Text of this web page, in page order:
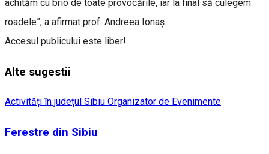
achităm cu brio de toate provocările, iar la final să culegem
roadele”, a afirmat prof. Andreea Ionaș.
Accesul publicului este liber!
Alte sugestii
Activități în județul Sibiu Organizator de Evenimente
Ferestre din Sibiu